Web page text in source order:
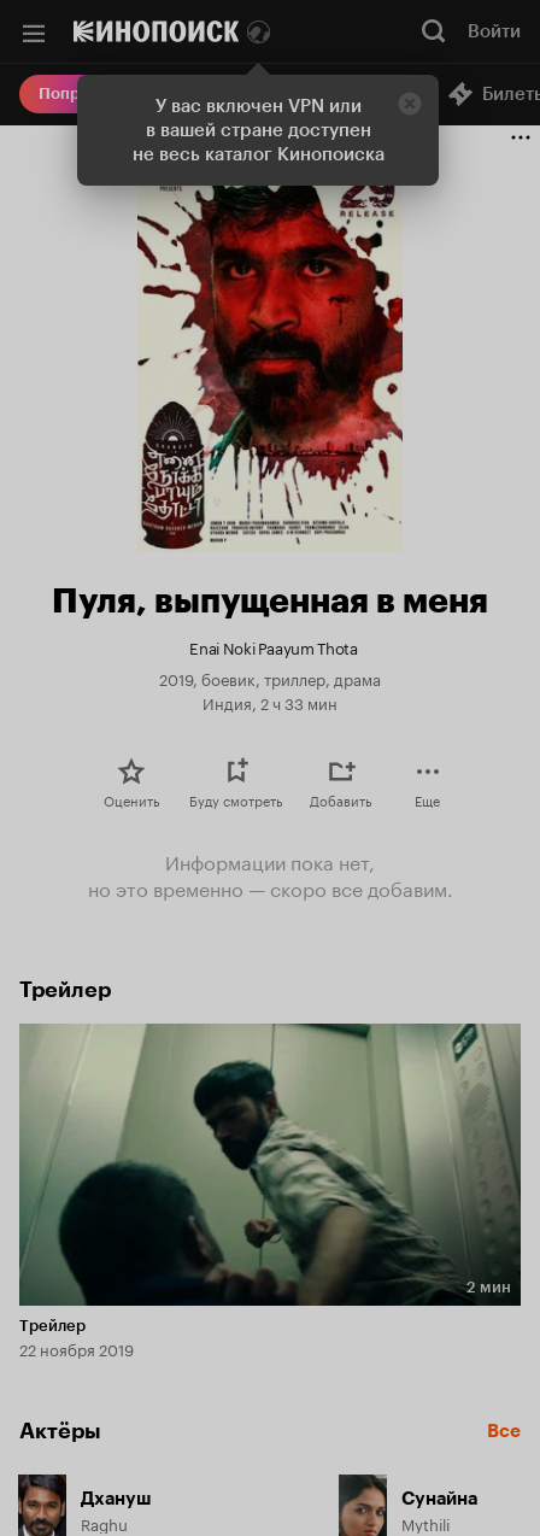
У вас включен VPN или
в вашей стране доступен
не весь каталог Кинопоиска
Войти
Попробовать Плюс Онлайн-кинотеатр
Пуля, выпущенная в меня
Enai Noki Paayum Thota
2019, боевик, триллер, драма
Индия, 2 ч 33 мин
Оценить Буду смотреть Добавить Еще
Информации пока нет,
но это временно — скоро все добавим.
Трейлер
Длительность 2 мин
2 мин
Трейлер
22 ноября 2019
Актёры Все
Дхануш
Raghu
Сунайна
Mythili